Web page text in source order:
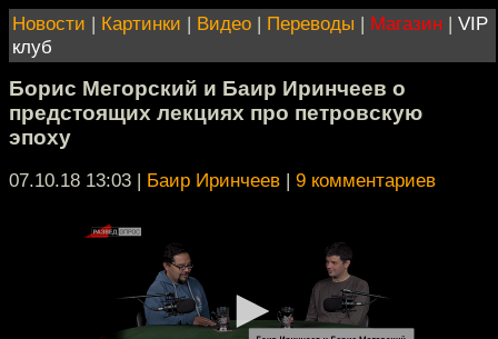
Новости | Картинки | Видео | Переводы | Магазин | VIP
клуб
Борис Мегорский и Баир Иринчеев о
предстоящих лекциях про петровскую
эпоху
07.10.18 13:03 | Баир Иринчеев | 9 комментариев